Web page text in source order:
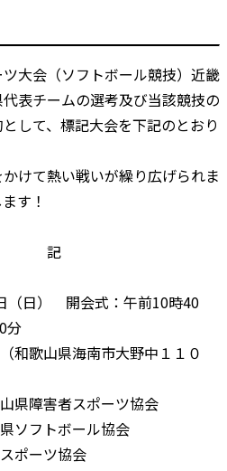
大会（ソフトボール競技）近畿
表チームの選考及び当該競技の
して、標記大会を下記のとおり
けて熱い戦いが繰り広げられま
す！
日） 開会式：午前10時40
分
歌山県海南市大野中１１０
県障害者スポーツ協会
ソフトボール協会
ポーツ協会